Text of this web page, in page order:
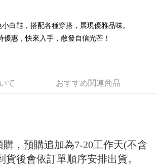
明】
に確認取引を行わない場合や審査が通過しない場
ャンセルされます。「転専審査」に未通過の状況が
い手続を進めてください。
払いは不要です。商品はご指定の住所に配送されま
白鞋，搭配各種穿搭，展現優雅品味。
惠，快來入手，散發自信光芒！
て おすすめ関連商品
，預購追加為7-20工作天(不含
貨後會依訂單順序安排出貨。